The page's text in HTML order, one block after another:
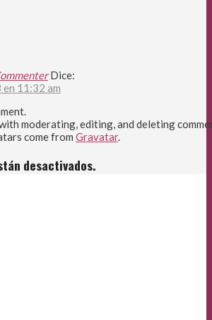
Dice:
11:32 am
moderating, editing, and deleting
come from Gravatar.
desactivados.